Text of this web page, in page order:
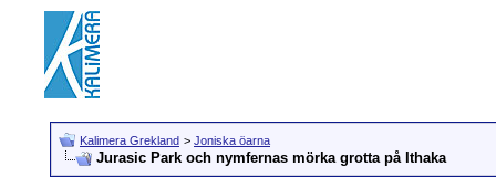
Kalimera Grekland > Joniska öarna
Jurasic Park och nymfernas mörka grotta på Ithaka